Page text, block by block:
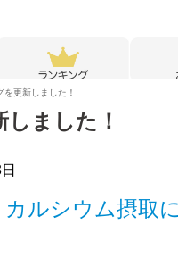
を更新しました！
ました！
カルシウム摂取